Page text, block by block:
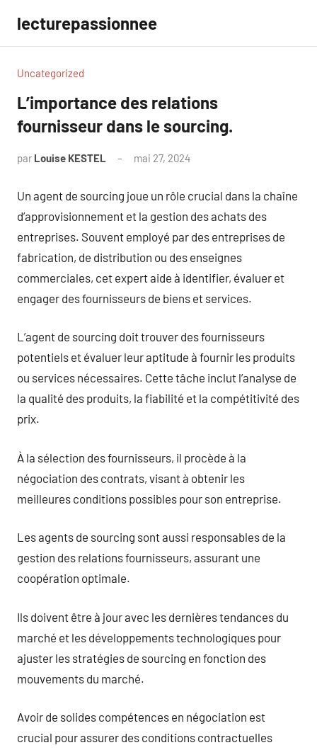
contenu
lecturepassionnee
Uncategorized
L’importance des relations
fournisseur dans le sourcing.
par Louise KESTEL mai 27, 2024
Un agent de sourcing joue un rôle crucial dans la chaîne
d’approvisionnement et la gestion des achats des
entreprises. Souvent employé par des entreprises de
fabrication, de distribution ou des enseignes
commerciales, cet expert aide à identifier, évaluer et
engager des fournisseurs de biens et services.
L’agent de sourcing doit trouver des fournisseurs
potentiels et évaluer leur aptitude à fournir les produits
ou services nécessaires. Cette tâche inclut l’analyse de
la qualité des produits, la fiabilité et la compétitivité des
prix.
À la sélection des fournisseurs, il procède à la
négociation des contrats, visant à obtenir les
meilleures conditions possibles pour son entreprise.
Les agents de sourcing sont aussi responsables de la
gestion des relations fournisseurs, assurant une
coopération optimale.
Ils doivent être à jour avec les dernières tendances du
marché et les développements technologiques pour
ajuster les stratégies de sourcing en fonction des
mouvements du marché.
Avoir de solides compétences en négociation est
crucial pour assurer des conditions contractuelles